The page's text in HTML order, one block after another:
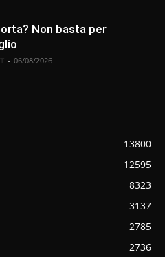
Non basta per
- 06/08/2026
13800
12595
8323
3137
2785
2736